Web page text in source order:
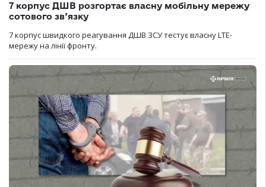
7 корпус ДШВ розгортає власну мобільну мережу
сотового зв’язку
7 корпус швидкого реагування ДШВ ЗСУ тестує власну LTE-
мережу на лінії фронту.